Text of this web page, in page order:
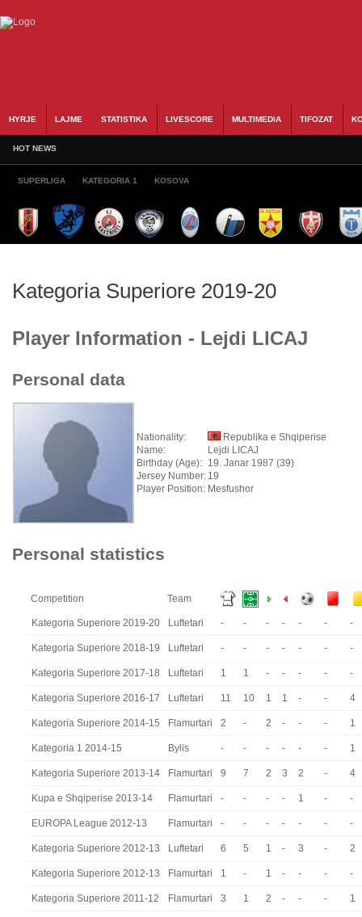
HYRJE LAJME STATISTIKA LIVESCORE MULTIMEDIA TIFOZAT
HOT NEWS
SUPERLIGA KATEGORIA 1 KOSOVA
Kategoria Superiore 2019-20
Player Information - Lejdi LICAJ
Personal data
Nationality:
Republika e Shqiperise
Name:
Lejdi LICAJ
Birthday (Age): 19. Janar 1987 (39)
Jersey Number: 19
Player Position: Mesfushor
Personal statistics
Competition Team
Kategoria Superiore 2019-20 Luftetari - - - - - - -
Kategoria Superiore 2018-19 Luftetari - - - - - - -
Kategoria Superiore 2017-18 Luftetari 1 1 - - - - -
Kategoria Superiore 2016-17 Luftetari 11 10 1 1 - - 4
Kategoria Superiore 2014-15 Flamurtari 2 - 2 - - - 1
Kategoria 1 2014-15 Bylis - - - - - - 1
Kategoria Superiore 2013-14 Flamurtari 9 7 2 3 2 - 4
Kupa e Shqiperise 2013-14 Flamurtari - - - - 1 - -
EUROPA League 2012-13 Flamurtari - - - - - - -
Kategoria Superiore 2012-13 Luftetari 6 5 1 - 3 - 2
Kategoria Superiore 2012-13 Flamurtari 1 - 1 - - - -
Kategoria Superiore 2011-12 Flamurtari 3 1 2 - - - 1